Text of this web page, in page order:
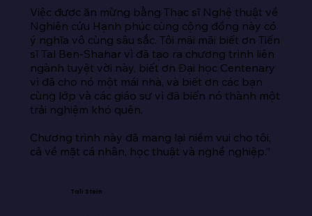
Việc được ăn mừng bằng Thạc sĩ Nghệ thuật về
Nghiên cứu Hạnh phúc cùng cộng đồng này có
ý nghĩa vô cùng sâu sắc. Tôi mãi mãi biết ơn Tiến
sĩ Tal Ben-Shahar vì đã tạo ra chương trình liên
ngành tuyệt vời này, biết ơn Đại học Centenary
vì đã cho nó một mái nhà, và biết ơn các bạn
cùng lớp và các giáo sư vì đã biến nó thành một
trải nghiệm khó quên.
Chương trình này đã mang lại niềm vui cho tôi,
cả về mặt cá nhân, học thuật và nghề nghiệp.”
Tali Stein